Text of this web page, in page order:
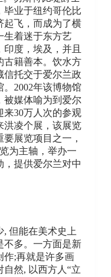
毕业于纽约哥伦比
起飞，而成为了横
生着迷于东方艺
度，埃及，并且
古籍善本。饮水方
信托交于爱尔兰政
2002年该博物馆
被媒体喻为到爱尔
来30万人次的参观
洪凌个展，该展览
展览项目之一，
为主轴，举办一
，提供爱尔兰对中
, 但能在美术史上
不多。一方面是新
作;再就是许多画
然, 以西方人“立